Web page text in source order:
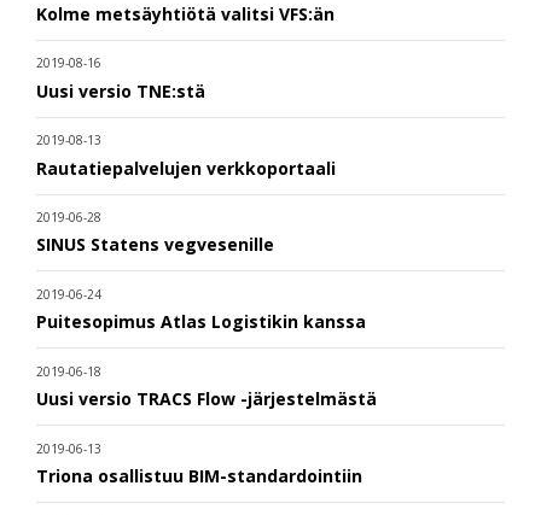
Kolme metsäyhtiötä valitsi VFS:än
2019-08-16
Uusi versio TNE:stä
2019-08-13
Rautatiepalvelujen verkkoportaali
2019-06-28
SINUS Statens vegvesenille
2019-06-24
Puitesopimus Atlas Logistikin kanssa
2019-06-18
Uusi versio TRACS Flow -järjestelmästä
2019-06-13
Triona osallistuu BIM-standardointiin